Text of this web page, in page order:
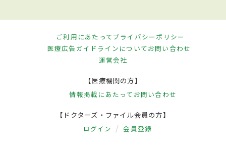
ご利用にあたってプライバシーポリシー
医療広告ガイドラインについてお問い合わせ
運営会社
【医療機関の方】
情報掲載にあたって お問い合わせ
【ドクターズ・ファイル会員の方】
ログイン 会員登録